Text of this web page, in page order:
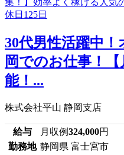
30代男性活躍中
岡でのお仕事！
能！...
株式会社平山 静岡支店
給与 月収例324,000円
勤務地 静岡県 富士宮市